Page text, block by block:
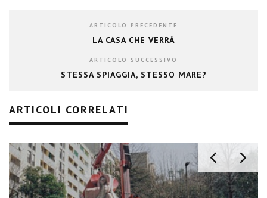
ARTICOLO PRECEDENTE
LA CASA CHE VERRÀ
ARTICOLO SUCCESSIVO
STESSA SPIAGGIA, STESSO MARE?
ARTICOLI CORRELATI